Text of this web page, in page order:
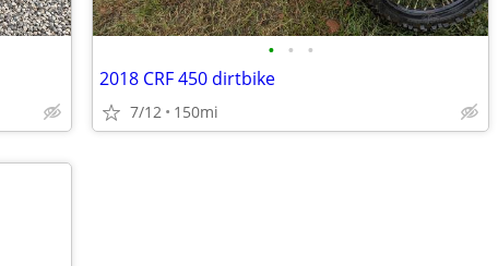
• • •
2018 CRF 450 dirtbike
7/12 150mi